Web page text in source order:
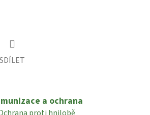
SDÍLET
a ochrana